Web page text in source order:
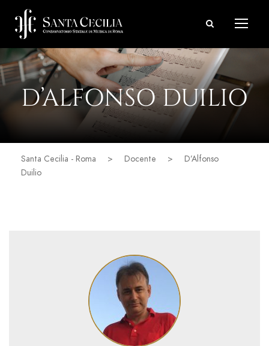
D’ALFONSO DUILIO
Santa Cecilia - Roma > Docente >
D’Alfonso
Duilio